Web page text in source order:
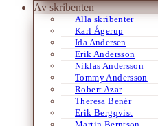
Av skribenten
Alla skribenter
Karl Ågerup
Ida Andersen
Erik Andersson
Niklas Andersson
Tommy Andersson
Robert Azar
Theresa Benér
Erik Bergqvist